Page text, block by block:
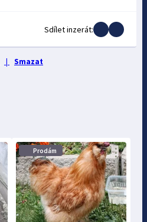
Sdílet inzerát:
| Smazat
Prodám ⋮